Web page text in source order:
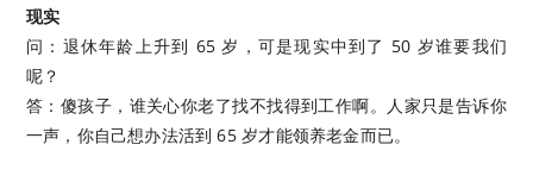
现实
问：退休年龄上升到 65 岁，可是现实中到了 50 岁谁要我们
呢？
答：傻孩子，谁关心你老了找不找得到工作啊。人家只是告诉你
一声，你自己想办法活到 65 岁才能领养老金而已。